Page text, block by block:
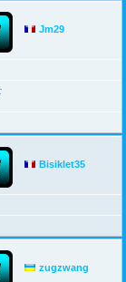
Jm29
Bisiklet35
zugzwang